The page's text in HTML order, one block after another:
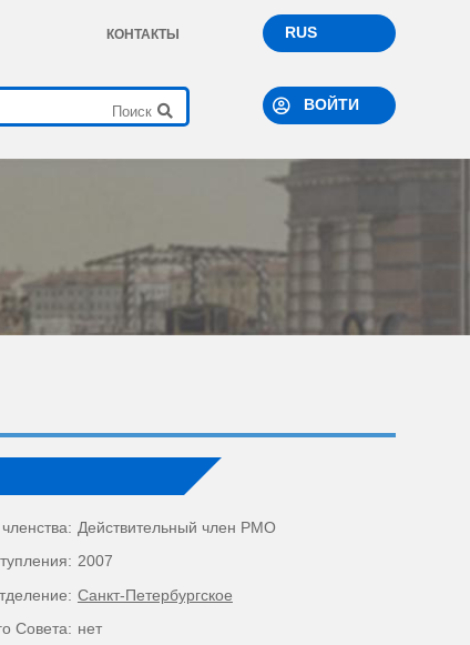
КОНТАКТЫ RUS
ВОЙТИ
Действительный член РМО
2007
Санкт-Петербургское
Совета: нет